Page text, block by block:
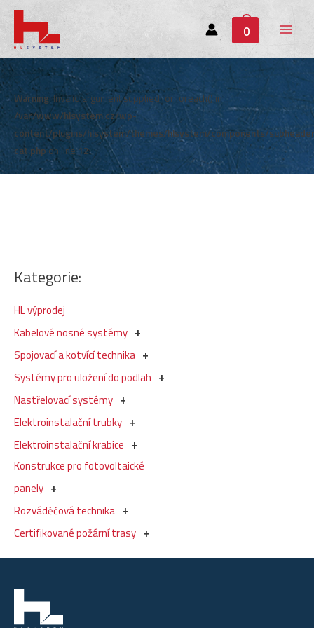
0
Main
Menu
Kategorie:
HL výprodej
Kabelové nosné systémy
Spojovací a kotvící technika
Systémy pro uložení do podlah
Nastřelovací systémy
Elektroinstalační trubky
Elektroinstalační krabice
Konstrukce pro fotovoltaické
panely
Rozváděčová technika
Certifikované požární trasy
Warning: Invalid argument supplied for foreach() in
/var/www/hlsystem.cz/wp-
content/plugins/hlsystem/themes/hlsystem/components/
cat.phpon line12